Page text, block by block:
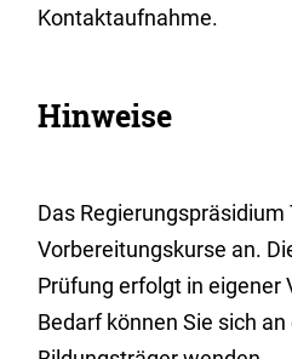
Kontaktaufnahme.
Hinweise
Das
Vorbereitungskurse an.
Prüfung erfolgt in eigener
Bedarf können Sie sich